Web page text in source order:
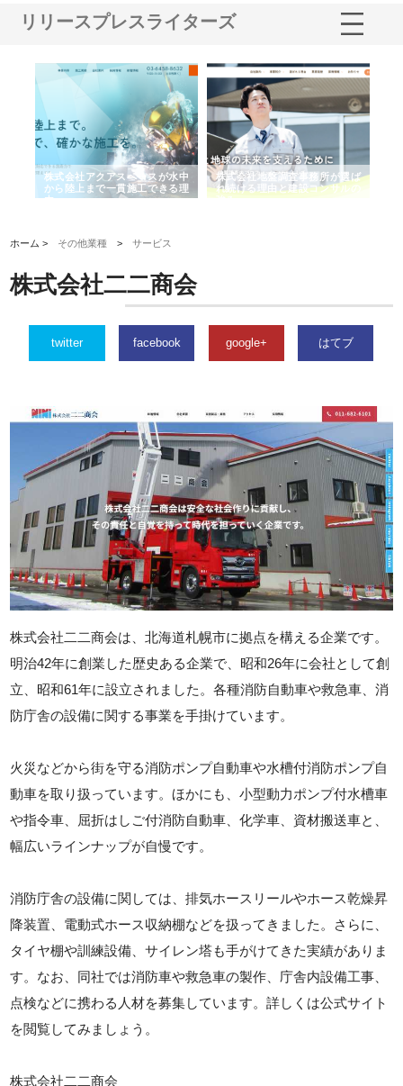
リリースプレスライターズ
株式会社アクアスペースが水中
から陸上まで一貫施工できる理
由
株式会社地盤調査事務所が選ば
れ続ける理由と建設コンサルの
強み
ホーム > その他業種 >サービス
株式会社二二商会
twitter facebook google+ はてブ
株式会社二二商会は、北海道札幌市に拠点を構える企業です。
明治42年に創業した歴史ある企業で、昭和26年に会社として創
立、昭和61年に設立されました。各種消防自動車や救急車、消
防庁舎の設備に関する事業を手掛けています。
火災などから街を守る消防ポンプ自動車や水槽付消防ポンプ自
動車を取り扱っています。ほかにも、小型動力ポンプ付水槽車
や指令車、屈折はしご付消防自動車、化学車、資材搬送車と、
幅広いラインナップが自慢です。
消防庁舎の設備に関しては、排気ホースリールやホース乾燥昇
降装置、電動式ホース収納棚などを扱ってきました。さらに、
タイヤ棚や訓練設備、サイレン塔も手がけてきた実績がありま
す。なお、同社では消防車や救急車の製作、庁舎内設備工事、
点検などに携わる人材を募集しています。詳しくは公式サイト
を閲覧してみましょう。
株式会社二二商会